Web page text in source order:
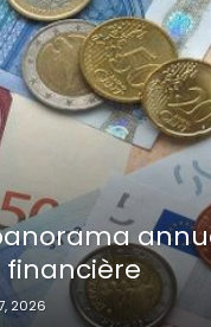
financière
2026